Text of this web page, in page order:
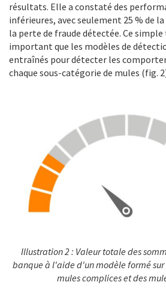
résultats. Elle a constaté des
inférieures, avec seulement 25 % de
la perte de fraude détectée. Ce
important que les modèles de
entraînés pour détecter les
chaque sous-catégorie de mules (fig.
Illustration 2 : Valeur totale des
banque à l'aide d'un modèle formé
mules complices et des